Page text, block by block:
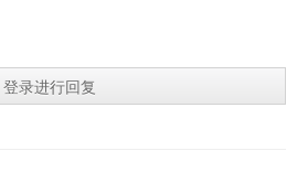
登录进行回复